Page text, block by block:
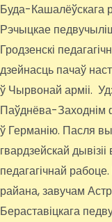
Буда-Кашалёўскага
Рэчыцкае
Гродзенскі
дзейнасць пачаў
ў Чырвонай арміі.
Паўднёва-Заходнім
ў Германію. Пасля
гвардзейскай
педагагічнай
райана, завучам
Бераставіцкага